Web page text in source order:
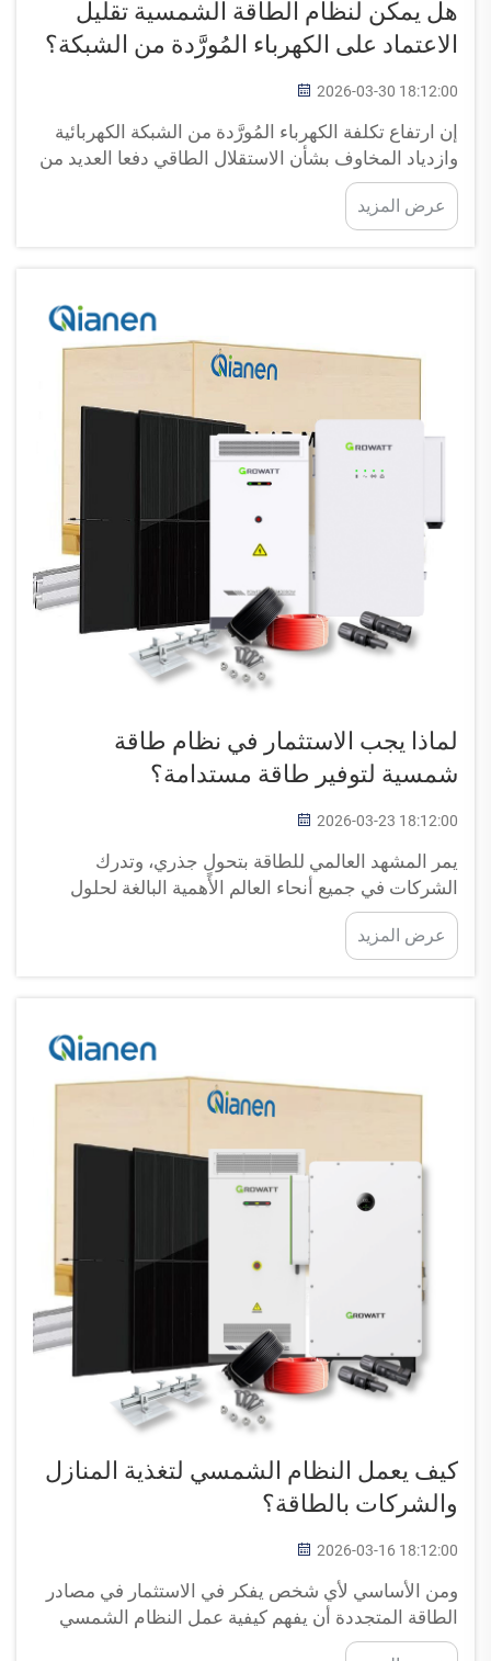
هل يمكن لنظام الطاقة الشمسية تقليل
الاعتماد على الكهرباء المُورَّدة من الشبكة؟
2026-03-30 18:12:00
إن ارتفاع تكلفة الكهرباء المُورَّدة من الشبكة الكهربائية
وازدياد المخاوف بشأن الاستقلال الطاقي دفعا العديد من
أصحاب المنازل والشركات إلى استكشاف حلول بديلة
لتوليد الطاقة. ويمثِّل النظام الشمسي إحدى أكثر الطرق
جدوىً للحد من الاعتماد...
عرض المزيد
لماذا يجب الاستثمار في نظام طاقة
شمسية لتوفير طاقة مستدامة؟
2026-03-23 18:12:00
يمر المشهد العالمي للطاقة بتحولٍ جذري، وتدرك
الشركات في جميع أنحاء العالم الأهمية البالغة لحلول
الطاقة المستدامة. ويمثِّل الاستثمار في نظام شمسي أحد
أكثر القرارات الاستراتيجية حكمةً التي يمكن أن تتخذها
المؤسسة...
عرض المزيد
كيف يعمل النظام الشمسي لتغذية المنازل
والشركات بالطاقة؟
2026-03-16 18:12:00
ومن الأساسي لأي شخص يفكر في الاستثمار في مصادر
الطاقة المتجددة أن يفهم كيفية عمل النظام الشمسي
لتوليد الكهرباء للمباني السكنية والتجارية. ويحوِّل النظام